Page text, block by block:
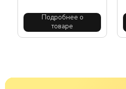
Подробнее о
товаре